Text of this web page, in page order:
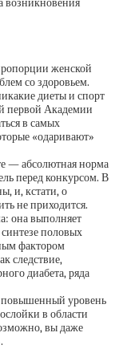
возникновения
женской
со здоровьем.
диеты и спорт
первой Академии
в самых
«одаривают»
— абсолютная норма
перед конкурсом. В
и, кстати, о
не приходится.
она выполняет
половых
фактором
следствие,
диабета, ряда
повышенный уровень
в области
вы даже